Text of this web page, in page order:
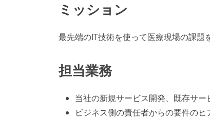
ミッション
最先端のIT技術を使って医療現場の課題
担当業務
当社の新規サービス開発、既存サ
ビジネス側の責任者からの要件の